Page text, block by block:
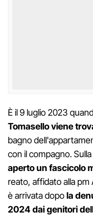
È il 9 luglio 2023
Tomasello viene
bagno
con il compagno.
aperto un fascicolo
reato, affidato alla pm
è arrivata dopola
2024 dai genitori